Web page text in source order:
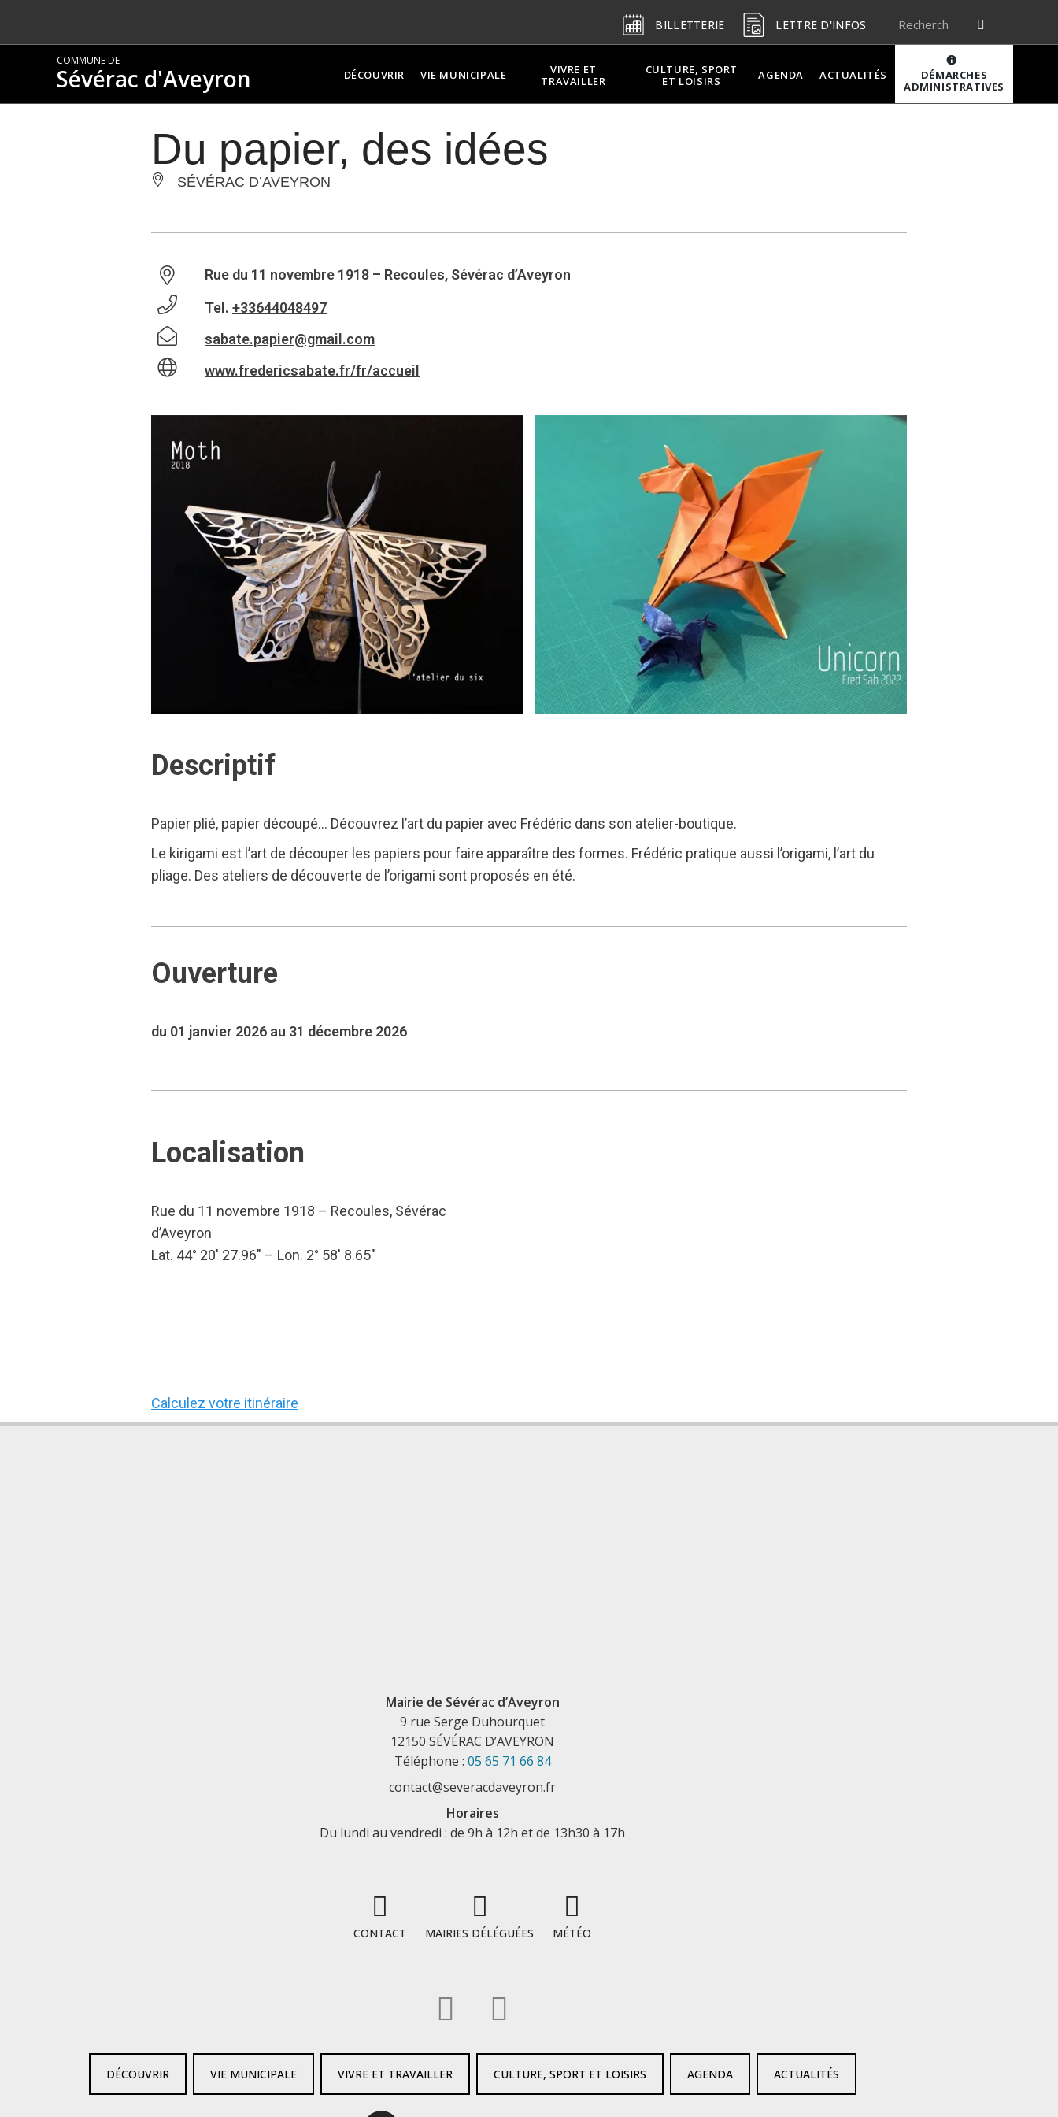
BILLETTERIE LETTRE D'INFOS
COMMUNE DE
Sévérac d'Aveyron DÉCOUVRIR VIE MUNICIPALE
VIVRE ET
TRAVAILLER
CULTURE, SPORT
ET LOISIRS
AGENDA ACTUALITÉS
DÉMARCHES
ADMINISTRATIVES
Du papier, des idées
SÉVÉRAC D’AVEYRON
Rue du 11 novembre 1918 – Recoules, Sévérac d’Aveyron
Tel. +33644048497
sabate.papier@gmail.com
www.fredericsabate.fr/fr/accueil
Descriptif
Papier plié, papier découpé… Découvrez l’art du papier avec Frédéric dans son atelier-boutique.
Le kirigami est l’art de découper les papiers pour faire apparaître des formes. Frédéric pratique aussi l’origami, l’art du
pliage. Des ateliers de découverte de l’origami sont proposés en été.
Ouverture
du 01 janvier 2026 au 31 décembre 2026
Localisation
Rue du 11 novembre 1918 – Recoules, Sévérac
d’Aveyron
Lat. 44° 20′ 27.96″ – Lon. 2° 58′ 8.65″
Calculez votre itinéraire
Mairie de Sévérac d’Aveyron
9 rue Serge Duhourquet
12150 SÉVÉRAC D’AVEYRON
Téléphone : 05 65 71 66 84
contact@severacdaveyron.fr
Horaires
Du lundi au vendredi : de 9h à 12h et de 13h30 à 17h
CONTACT MAIRIES DÉLÉGUÉES MÉTÉO
DÉCOUVRIR VIE MUNICIPALE VIVRE ET TRAVAILLER CULTURE, SPORT ET LOISIRS AGENDA ACTUALITÉS